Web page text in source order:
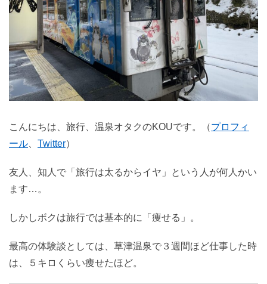
こんにちは、旅行、温泉オタクのKOUです。（プロフィ
ール
Twitter）
友人、知人で「旅行は太るからイヤ」という人が何人かい
ます…。
しかしボクは旅行では基本的に「痩せる」。
最高の体験談としては、草津温泉で３週間ほど仕事した時
は、５キロくらい痩せたほど。